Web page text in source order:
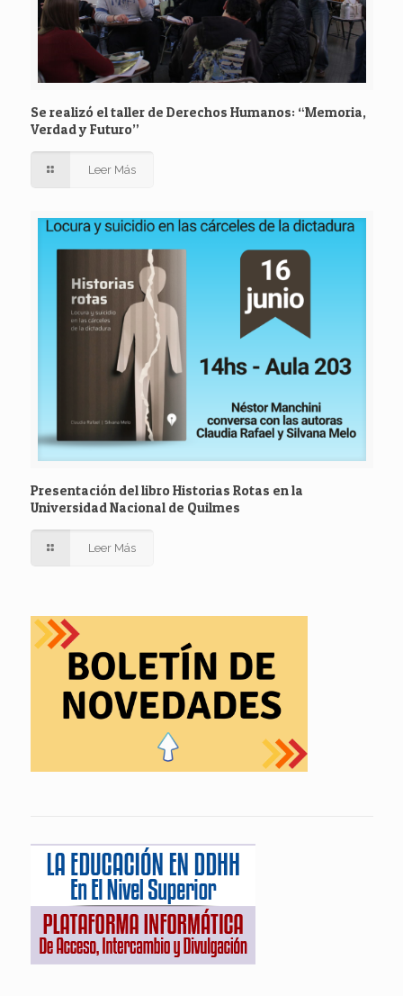
Se realizó el taller de Derechos Humanos: “Memoria,
Verdad y Futuro”
Leer Más
Presentación del libro Historias Rotas en la
Universidad Nacional de Quilmes
Leer Más